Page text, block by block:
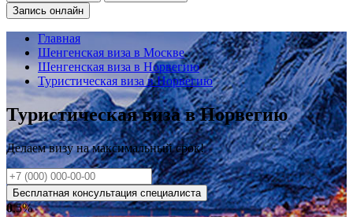
Запись онлайн
Главная
Шенгенская виза в Москве
Шенгенская виза в Норвегию
Туристическая виза в Норвегию
Туристическая виза в Норвегию
Делаем визу намаксимальныйсрок!
Бесплатная консультация специалиста
0.5%